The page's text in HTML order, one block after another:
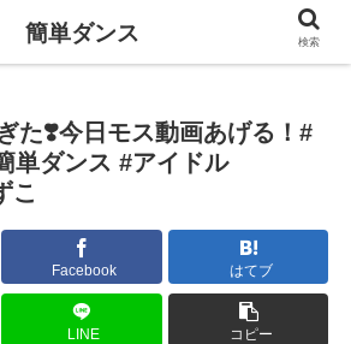
た❣️今日モス動画あげる！#
単ダンス #アイドル
こ
Facebook はてブ
LINE コピー
簡単ダンス 検索